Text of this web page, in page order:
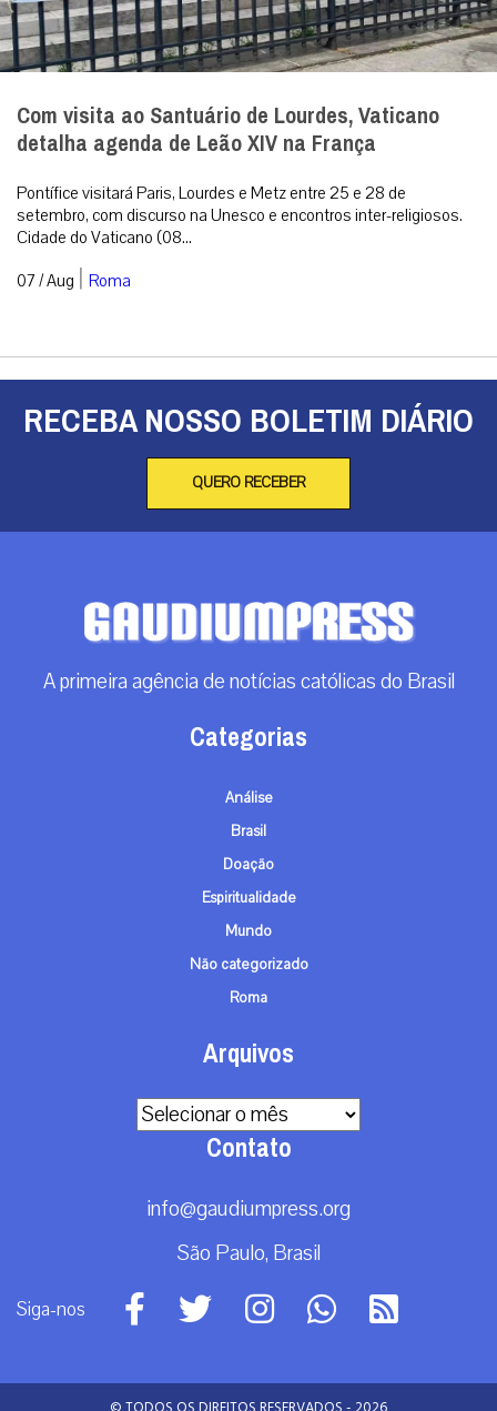
Com visita ao Santuário de Lourdes, Vaticano
detalha agenda de Leão XIV na França
Pontífice visitará Paris, Lourdes e Metz entre 25 e 28 de
setembro, com discurso na Unesco e encontros inter-religiosos.
Cidade do Vaticano (08...
07 / Aug | Roma
RECEBA NOSSO BOLETIM DIÁRIO
QUERO RECEBER
A primeira agência de notícias católicas do Brasil
Categorias
Análise
Brasil
Doação
Espiritualidade
Mundo
Não categorizado
Roma
Arquivos
Arquivos
Contato
info@gaudiumpress.org
São Paulo, Brasil
Siga-nos